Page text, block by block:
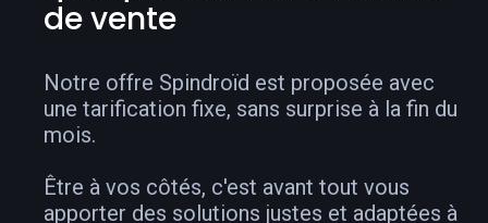
de vente
Notre offre Spindroïd est proposée avec
une tarification fixe, sans surprise à la fin du
mois.
Être à vos côtés, c'est avant tout vous
apporter des solutions justes et adaptées à